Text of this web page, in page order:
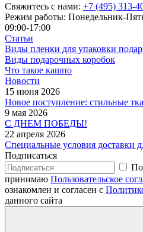
Свяжитесь с нами: +7 (495) 313-
Режим работы: Понедельник-
09:00-17:00
Статьи
Виды пленки для упаковки
Виды подарочных коробок
Что такое кашпо
Новости
15 июня 2026
Новое поступление: стильные
9 мая 2026
С ДНЕМ ПОБЕДЫ!
22 апреля 2026
Специальные условия доставки
Подписаться
принимаю Пользовательское
ознакомлен и согласен с
данного сайта